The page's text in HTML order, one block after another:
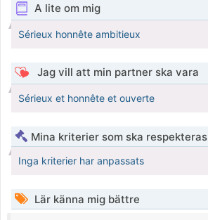
A lite om mig
Sérieux honnête ambitieux
Jag vill att min partner ska vara
Sérieux et honnête et ouverte
Mina kriterier som ska respekteras
Inga kriterier har anpassats
Lär känna mig bättre